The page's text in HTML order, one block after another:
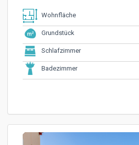
Wohnfläche
Grundstück
Schlafzimmer
Badezimmer